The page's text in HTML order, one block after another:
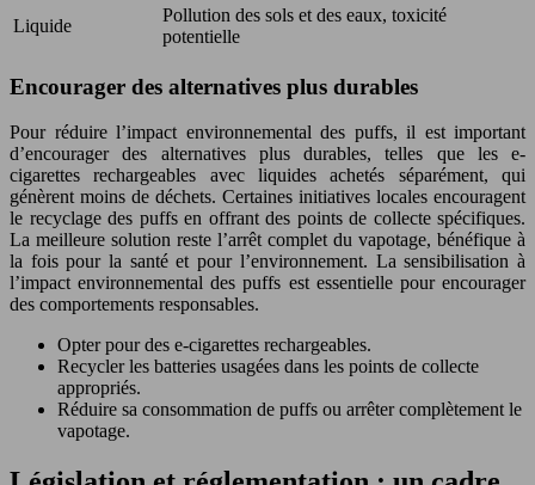
Liquide
Pollution des sols et des eaux, toxicité
potentielle
Encourager des alternatives plus durables
Pour réduire l’impact environnemental des puffs, il est important
d’encourager des alternatives plus durables, telles que les e-
cigarettes rechargeables avec liquides achetés séparément, qui
génèrent moins de déchets. Certaines initiatives locales encouragent
le recyclage des puffs en offrant des points de collecte spécifiques.
La meilleure solution reste l’arrêt complet du vapotage, bénéfique à
la fois pour la santé et pour l’environnement. La sensibilisation à
l’impact environnemental des puffs est essentielle pour encourager
des comportements responsables.
Opter pour des e-cigarettes rechargeables.
Recycler les batteries usagées dans les points de collecte
appropriés.
Réduire sa consommation de puffs ou arrêter complètement le
vapotage.